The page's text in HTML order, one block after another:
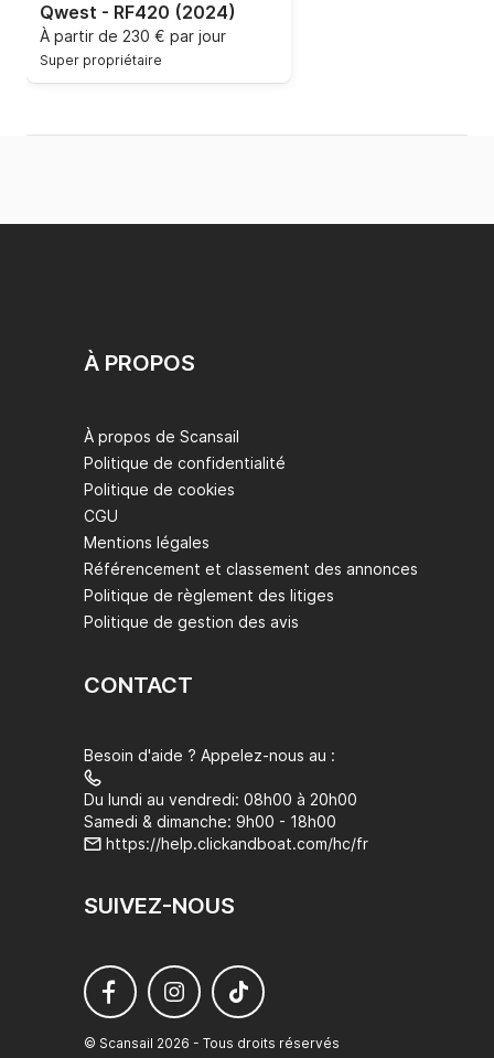
Qwest - RF420 (2024)
À partir de 230 € par jour
Super propriétaire
À PROPOS
À propos de Scansail
Politique de confidentialité
Politique de cookies
CGU
Mentions légales
Référencement et classement des annonces
Politique de règlement des litiges
Politique de gestion des avis
CONTACT
Besoin d'aide ? Appelez-nous au :
Du lundi au vendredi: 08h00 à 20h00
Samedi & dimanche: 9h00 - 18h00
https://help.clickandboat.com/hc/fr
SUIVEZ-NOUS
© Scansail 2026 - Tous droits réservés